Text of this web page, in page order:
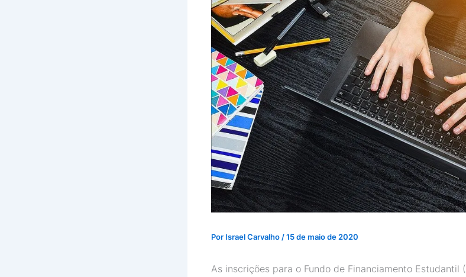
Por Israel Carvalho /15 de maio de 2020
As inscrições para o Fundo de Financiamento Estudantil (